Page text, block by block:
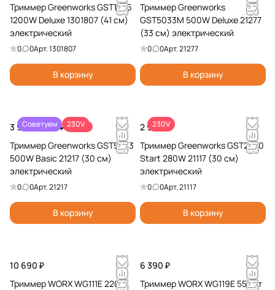
Триммер Greenworks GST1246
1200W Deluxe 1301807 (41 см)
электрический
0 0Арт.1301807
В корзину
Триммер Greenworks
GST5033M 500W Deluxe 21277
(33 см) электрический
0 0Арт.21277
В корзину
Советуем 230V
3 990 ₽5 990 ₽ -33%
Триммер Greenworks GST5033
500W Basic 21217 (30 см)
электрический
0 0Арт.21217
В корзину
230V
2 990 ₽
Триммер Greenworks GST2830
Start 280W 21117 (30 см)
электрический
0 0Арт.21117
В корзину
10 690 ₽
Триммер WORX WG111E 220V
6 390 ₽
Триммер WORX WG119E 550Вт